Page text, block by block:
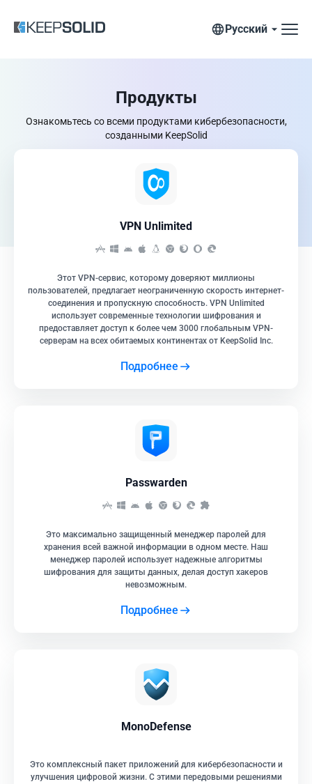
Русский
Продукты
Ознакомьтесь со всеми продуктами кибербезопасности,
созданными KeepSolid
VPN Unlimited
Этот VPN-сервис, которому доверяют миллионы
пользователей, предлагает неограниченную скорость интернет-
соединения и пропускную способность. VPN Unlimited
использует современные технологии шифрования и
предоставляет доступ к более чем 3000 глобальным VPN-
серверам на всех обитаемых континентах от KeepSolid Inc.
Подробнее
Passwarden
Это максимально защищенный менеджер паролей для
хранения всей важной информации в одном месте. Наш
менеджер паролей использует надежные алгоритмы
шифрования для защиты данных, делая доступ хакеров
невозможным.
Подробнее
MonoDefense
Это комплексный пакет приложений для кибербезопасности и
улучшения цифровой жизни. С этими передовыми решениями